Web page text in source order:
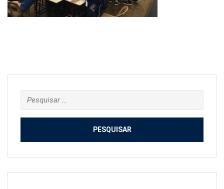
Pesquisar
por: